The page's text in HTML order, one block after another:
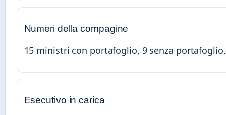
Numeri della compagine
15 ministri con portafoglio, 9 senza
Esecutivo in carica